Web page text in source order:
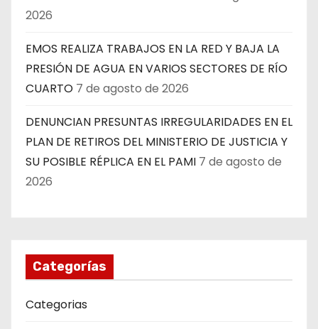
2026
EMOS REALIZA TRABAJOS EN LA RED Y BAJA LA
PRESIÓN DE AGUA EN VARIOS SECTORES DE RÍO
CUARTO 7 de agosto de 2026
DENUNCIAN PRESUNTAS IRREGULARIDADES EN EL
PLAN DE RETIROS DEL MINISTERIO DE JUSTICIA Y
SU POSIBLE RÉPLICA EN EL PAMI 7 de agosto de
2026
Categorías
Categorias